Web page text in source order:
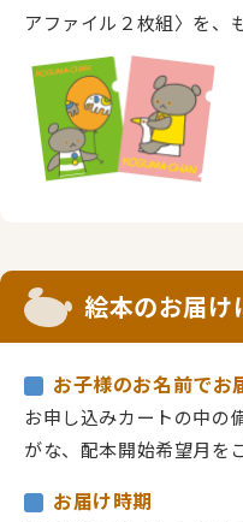
アファイル２枚組〉を、
絵本のお届け
お子様のお名前でお
お申し込みカートの中の
がな、配本開始希望月を
お届け時期